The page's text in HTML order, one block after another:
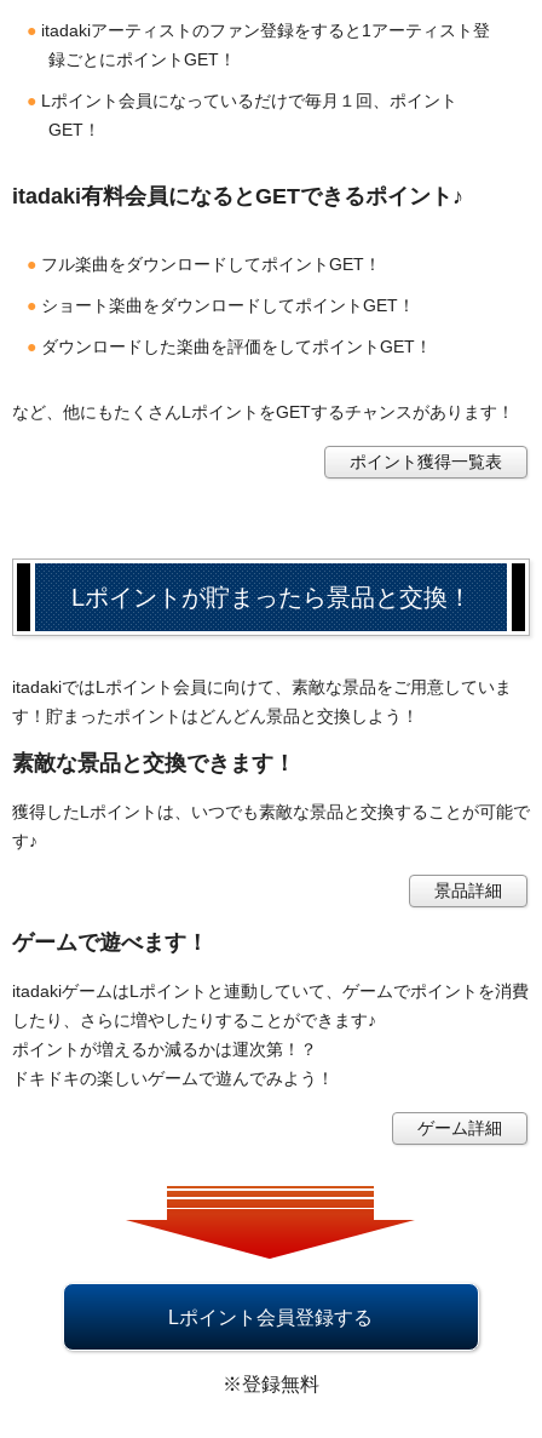
itadakiアーティストのファン登録をすると1アーティスト登
録ごとにポイントGET！
Lポイント会員になっているだけで毎月１回、ポイント
GET！
itadaki有料会員になるとGETできるポイント♪
フル楽曲をダウンロードしてポイントGET！
ショート楽曲をダウンロードしてポイントGET！
ダウンロードした楽曲を評価をしてポイントGET！
など、他にもたくさんLポイントをGETするチャンスがあります！
ポイント獲得一覧表
Lポイントが貯まったら景品と交換！
itadakiではLポイント会員に向けて、素敵な景品をご用意していま
す！貯まったポイントはどんどん景品と交換しよう！
素敵な景品と交換できます！
獲得したLポイントは、いつでも素敵な景品と交換することが可能で
す♪
景品詳細
ゲームで遊べます！
itadakiゲームはLポイントと連動していて、ゲームでポイントを消費
したり、さらに増やしたりすることができます♪
ポイントが増えるか減るかは運次第！？
ドキドキの楽しいゲームで遊んでみよう！
ゲーム詳細
Lポイント会員登録する
※登録無料